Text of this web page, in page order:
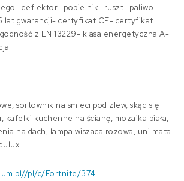
deflektor- popielnik- ruszt- paliwo
lat gwarancji- certyfikat CE- certyfikat
z EN 13229- klasa energetyczna A-
sortownik na smieci pod zlew, skąd się
kafelki kuchenne na ścianę, mozaika biała,
na dach, lampa wiszaca rozowa, uni mata
pl/c/Fortnite/374